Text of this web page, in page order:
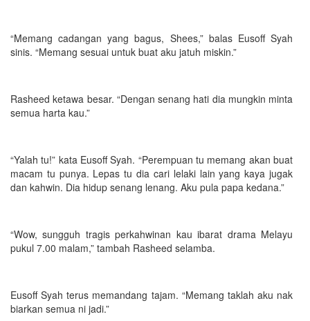
“Memang cadangan yang bagus, Shees,” balas Eusoff Syah
sinis. “Memang sesuai untuk buat aku jatuh miskin.”
Rasheed ketawa besar. “Dengan senang hati dia mungkin minta
semua harta kau.”
“Yalah tu!” kata Eusoff Syah. “Perempuan tu memang akan buat
macam tu punya. Lepas tu dia cari lelaki lain yang kaya jugak
dan kahwin. Dia hidup senang lenang. Aku pula papa kedana.”
“Wow, sungguh tragis perkahwinan kau ibarat drama Melayu
pukul 7.00 malam,” tambah Rasheed selamba.
Eusoff Syah terus memandang tajam. “Memang taklah aku nak
biarkan semua ni jadi.”